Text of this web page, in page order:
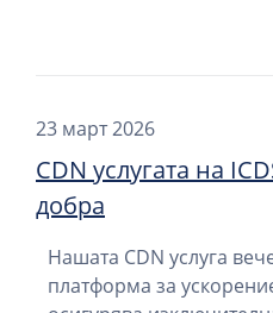
23 март 2026
CDN услугата на
добра
Нашата CDN услуга
платформа за